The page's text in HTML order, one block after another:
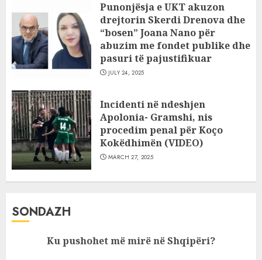
Punonjësja e UKT akuzon
drejtorin Skerdi Drenova dhe
“bosen” Joana Nano për
abuzim me fondet publike dhe
pasuri të pajustifikuar
JULY 24, 2025
Incidenti në ndeshjen
Apolonia- Gramshi, nis
procedim penal për Koço
Kokëdhimën (VIDEO)
MARCH 27, 2025
SONDAZH
Ku pushohet më mirë në Shqipëri?